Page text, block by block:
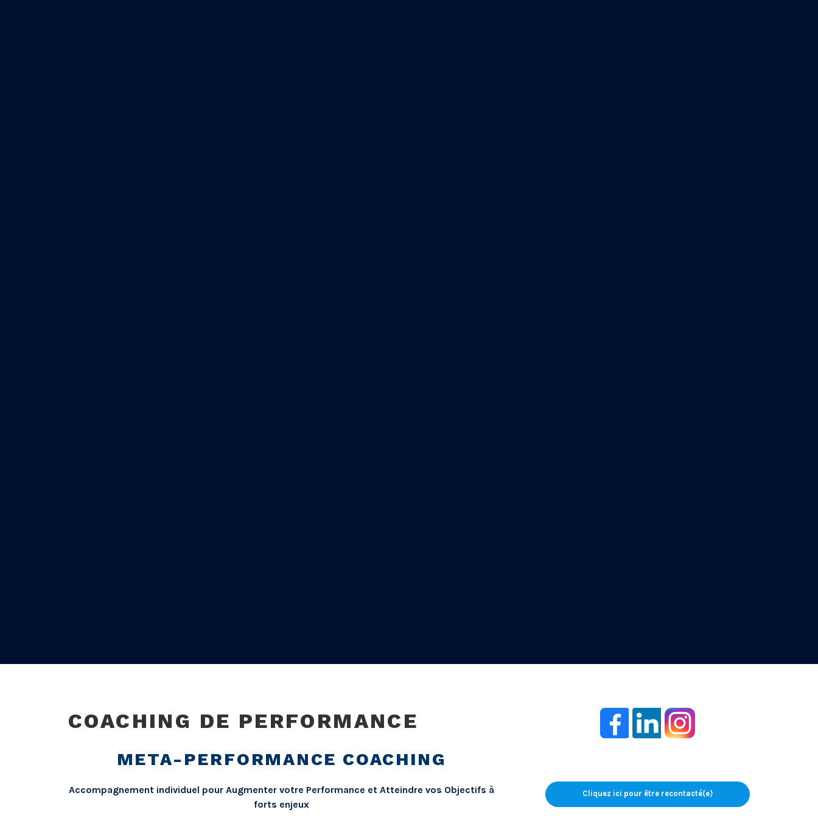
COACHING DE PERFORMANCE
META-PERFORMANCE COACHING
Accompagnement individuel pour Augmenter votre Performance et Atteindre vos Objectifs à
forts enjeux
Cliquez ici pour être recontacté(e)